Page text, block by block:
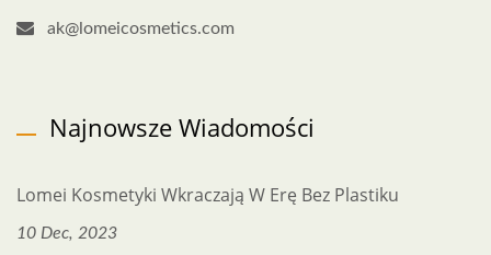
ak@lomeicosmetics.com
Najnowsze Wiadomości
Lomei Kosmetyki Wkraczają W Erę Bez Plastiku
10 Dec, 2023